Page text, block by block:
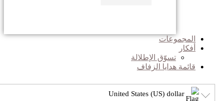
المجموعات
أفكار
تسوّق الإطلالة
قائمة هدايا الزفاف
United States (US) dollar